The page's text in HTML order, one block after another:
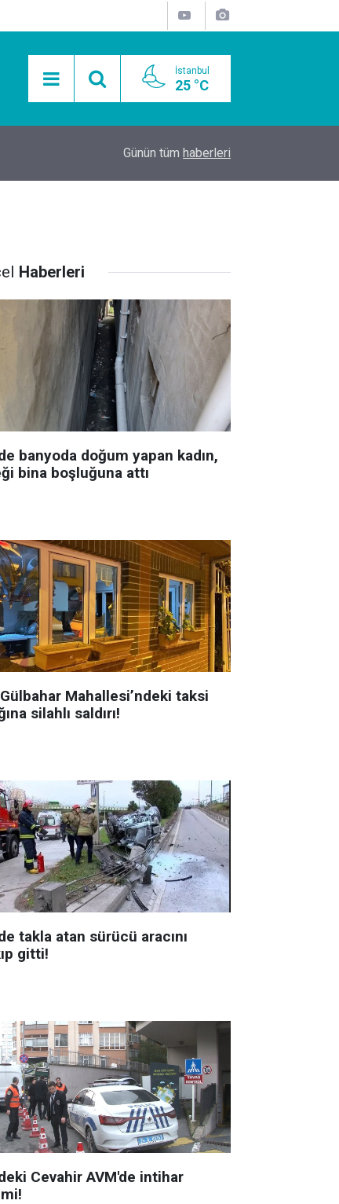
İstanbul
25 °C
Mobil Araçlarla Hayır Lokması Dağıtımının
Günün tüm haberleri
Haberleri
banyoda doğum yapan kadın,
bina boşluğuna attı
Mahallesi’ndeki taksi
silahlı saldırı!
takla atan sürücü aracını
gitti!
Cevahir AVM'de intihar